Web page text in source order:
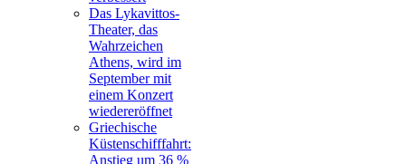
Das Lykavittos-
Theater, das
Wahrzeichen
Athens, wird im
September mit
einem Konzert
wiedereröffnet
Griechische
Küstenschifffahrt:
Anstieg um 36 %